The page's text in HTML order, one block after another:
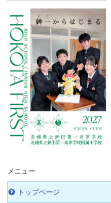
メニュー
トップページ